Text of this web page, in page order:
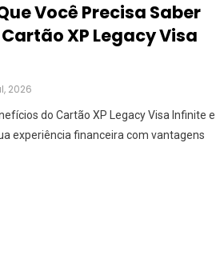
Você Precisa Saber
Cartão XP Legacy Visa
2026
do Cartão XP Legacy Visa Infinite e
experiência financeira com vantagens